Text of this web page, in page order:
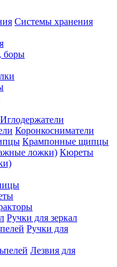
Системы хранения
боры
Иглодержатели
Коронкосниматели
Крампонные щипцы
Кюреты
Ручки для зеркал
Ручки для
Лезвия для